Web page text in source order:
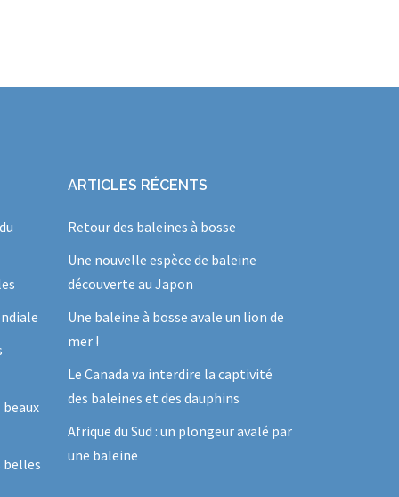
belles
ARTICLES RÉCENTS
Retour des baleines à bosse
Une nouvelle espèce de baleine
découverte au Japon
Une baleine à bosse avale un lion de
mer !
Le Canada va interdire la captivité
des baleines et des dauphins
Afrique du Sud : un plongeur avalé par
une baleine